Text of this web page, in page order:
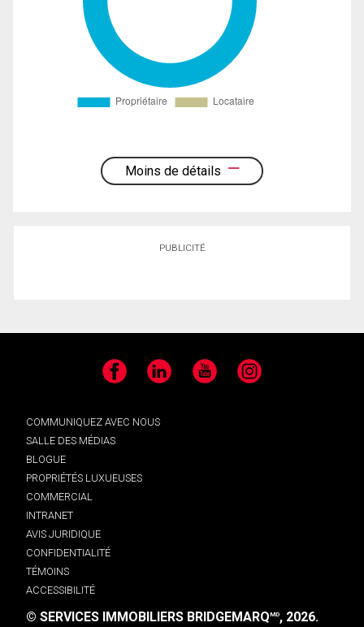
Moins de détails
PUBLICITÉ
Facebook LinkedIn YouTube Instagram
COMMUNIQUEZ AVEC NOUS
SALLE DES MÉDIAS
BLOGUE
PROPRIÉTÉS LUXUEUSES
COMMERCIAL
INTRANET
AVIS JURIDIQUE
CONFIDENTIALITÉ
TÉMOINS
ACCESSIBILITÉ
© SERVICES IMMOBILIERS BRIDGEMARQMD, 2026.